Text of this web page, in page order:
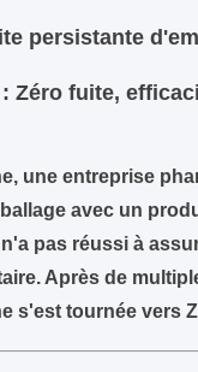
persistante
Zéro fuite,
une entreprise
avec un
pas réussi à
Après de
s'est tournée vers